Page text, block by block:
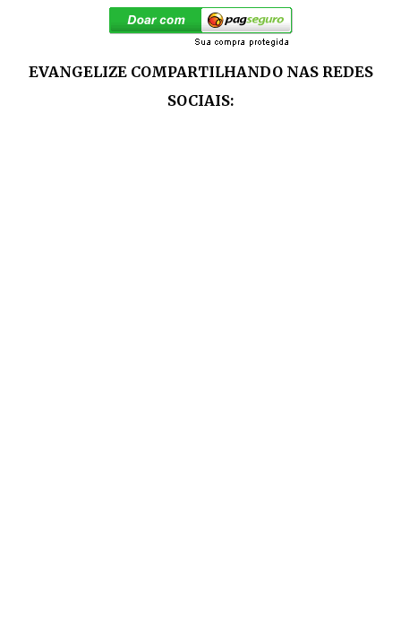
EVANGELIZE COMPARTILHANDO NAS REDES
SOCIAIS: